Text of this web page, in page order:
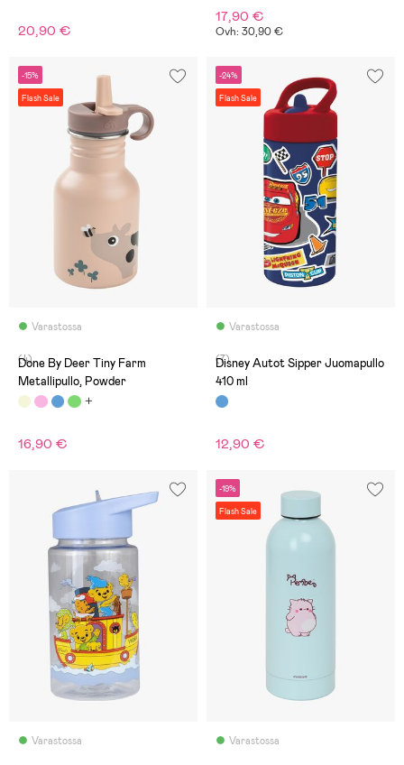
20,90 €
17,90 €
Ovh: 30,90 €
-15%
Flash Sale
Varastossa
(4)
Done By Deer Tiny Farm
Metallipullo, Powder
16,90 €
-24%
Flash Sale
Varastossa
(7)
Disney Autot Sipper Juomapullo
410 ml
12,90 €
Varastossa
-19%
Flash Sale
Varastossa